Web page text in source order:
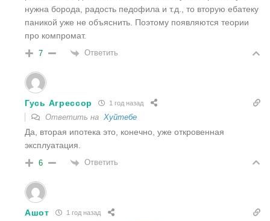
нужна борода, радость педофила и т.д., то вторую ебатеку
паникой уже не объяснить. Поэтому появляются теории
про компромат.
7 Ответить
Гусь Агрессор 1 год назад
Ответить на Хуйтебе
Да, вторая ипотека это, конечно, уже откровенная
эксплуатация.
6 Ответить
Ашот 1 год назад